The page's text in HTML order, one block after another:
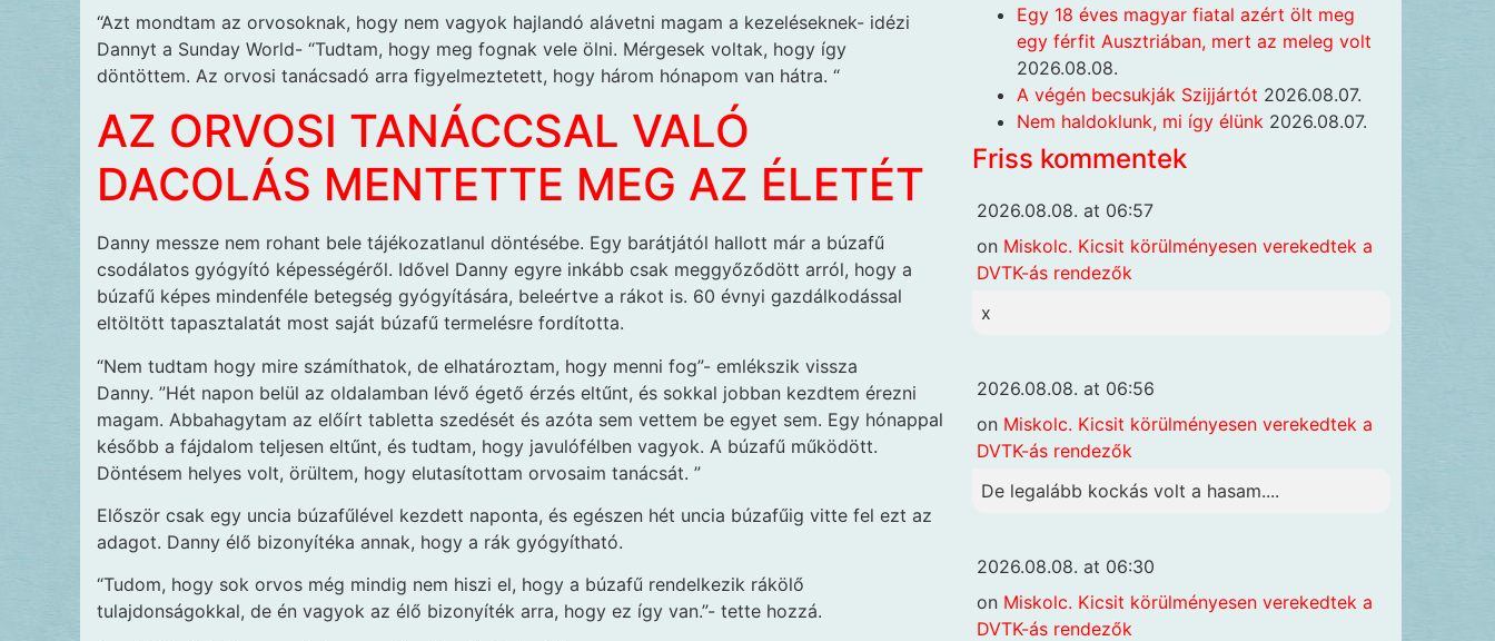
“Azt mondtam az orvosoknak, hogy nem vagyok hajlandó alávetni magam a kezeléseknek- idézi
Dannyt a Sunday World- “Tudtam, hogy meg fognak vele ölni. Mérgesek voltak, hogy így
döntöttem. Az orvosi tanácsadó arra figyelmeztetett, hogy három hónapom van hátra. “
AZ ORVOSI TANÁCCSAL VALÓ
DACOLÁS MENTETTE MEG AZ ÉLETÉT
Danny messze nem rohant bele tájékozatlanul döntésébe. Egy barátjától hallott már a búzafű
csodálatos gyógyító képességéről. Idővel Danny egyre inkább csak meggyőződött arról, hogy a
búzafű képes mindenféle betegség gyógyítására, beleértve a rákot is. 60 évnyi gazdálkodással
eltöltött tapasztalatát most saját búzafű termelésre fordította.
“Nem tudtam hogy mire számíthatok, de elhatároztam, hogy menni fog”- emlékszik vissza
Danny. ”Hét napon belül az oldalamban lévő égető érzés eltűnt, és sokkal jobban kezdtem érezni
magam. Abbahagytam az előírt tabletta szedését és azóta sem vettem be egyet sem. Egy hónappal
később a fájdalom teljesen eltűnt, és tudtam, hogy javulófélben vagyok. A búzafű működött.
Döntésem helyes volt, örültem, hogy elutasítottam orvosaim tanácsát. ”
Először csak egy uncia búzafűlével kezdett naponta, és egészen hét uncia búzafűig vitte fel ezt az
adagot. Danny élő bizonyítéka annak, hogy a rák gyógyítható.
“Tudom, hogy sok orvos még mindig nem hiszi el, hogy a búzafű rendelkezik rákölő
tulajdonságokkal, de én vagyok az élő bizonyíték arra, hogy ez így van.”- tette hozzá.
Egy 18 éves magyar fiatal azért ölt meg
egy férfit Ausztriában, mert az meleg volt
2026.08.08.
A végén becsukják Szijjártót 2026.08.07.
Nem haldoklunk, mi így élünk 2026.08.07.
Friss kommentek
2026.08.08. at 06:57
on Miskolc. Kicsit körülményesen verekedtek a
DVTK-ás rendezők
x
2026.08.08. at 06:56
on Miskolc. Kicsit körülményesen verekedtek a
DVTK-ás rendezők
De legalább kockás volt a hasam....
2026.08.08. at 06:30
on Miskolc. Kicsit körülményesen verekedtek a
DVTK-ás rendezők